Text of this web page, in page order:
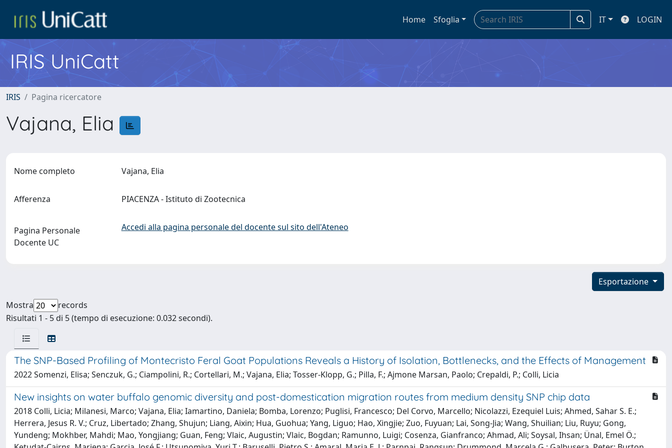
Home Sfoglia IT LOGIN
IRIS UniCatt
IRIS Pagina ricercatore
Vajana, Elia
Nome completo Vajana, Elia
Afferenza PIACENZA - Istituto di Zootecnica
Pagina Personale
Docente UC
Accedi alla pagina personale del docente sul sito dell'Ateneo
Esportazione
Mostra
records
Risultati 1 - 5 di 5 (tempo di esecuzione: 0.032 secondi).
The SNP-Based Profiling of Montecristo Feral Goat Populations Reveals a History of Isolation, Bottlenecks, and the Effects of Management
2022 Somenzi, Elisa; Senczuk, G.; Ciampolini, R.; Cortellari, M.; Vajana, Elia; Tosser-Klopp, G.; Pilla, F.; Ajmone Marsan, Paolo; Crepaldi, P.; Colli, Licia
New insights on water buffalo genomic diversity and post-domestication migration routes from medium density SNP chip data
2018 Colli, Licia; Milanesi, Marco; Vajana, Elia; Iamartino, Daniela; Bomba, Lorenzo; Puglisi, Francesco; Del Corvo, Marcello; Nicolazzi, Ezequiel Luis; Ahmed, Sahar S. E.;
Herrera, Jesus R. V.; Cruz, Libertado; Zhang, Shujun; Liang, Aixin; Hua, Guohua; Yang, Liguo; Hao, Xingjie; Zuo, Fuyuan; Lai, Song-Jia; Wang, Shuilian; Liu, Ruyu; Gong,
Yundeng; Mokhber, Mahdi; Mao, Yongjiang; Guan, Feng; Vlaic, Augustin; Vlaic, Bogdan; Ramunno, Luigi; Cosenza, Gianfranco; Ahmad, Ali; Soysal, Ihsan; Ünal, Emel Ö.;